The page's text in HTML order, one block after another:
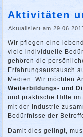
Aktivitäten
Aktualisiert am
Wir pflegen eine
viele individuelle
gehören die
Erfahrungsaustausch
Medien. Wir möchten
Weiterbildungs- und
und praktische Hilfe
mit der Industrie
Bedürfnisse der
Damit dies gelingt,